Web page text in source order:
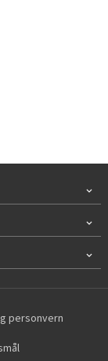
personvern